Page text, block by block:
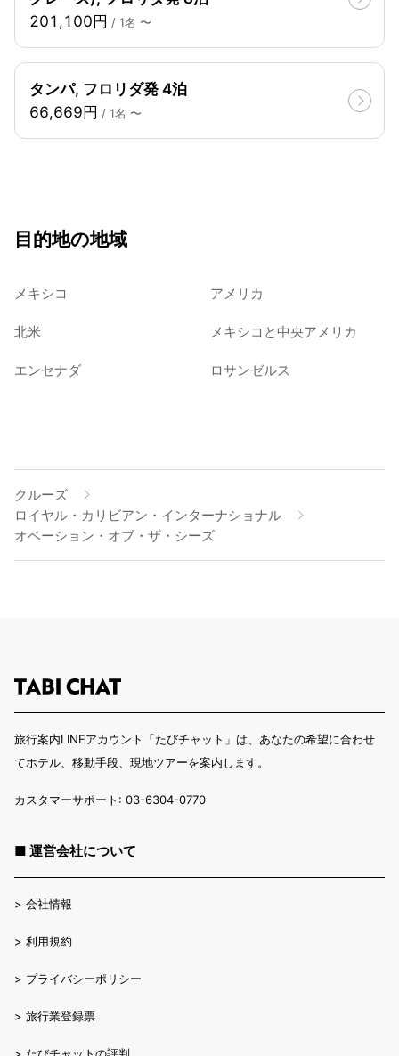
201,100円 / 1名 〜
タンパ, フロリダ発 4泊
66,669円 / 1名 〜
目的地の地域
メキシコ アメリカ
北米 メキシコと中央アメリカ
エンセナダ ロサンゼルス
クルーズ
ロイヤル・カリビアン・インターナショナル
オベーション・オブ・ザ・シーズ
旅行案内LINEアカウント「たびチャット」は、あなたの希望に合わせ
てホテル、移動手段、現地ツアーを案内します。
カスタマーサポート: 03-6304-0770
■ 運営会社について
> 会社情報
> 利用規約
> プライバシーポリシー
> 旅行業登録票